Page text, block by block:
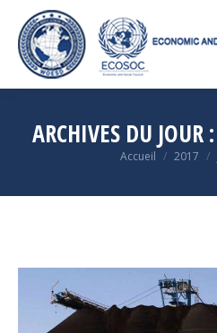
ARCHIVES DU JOUR :
Vous êtes ici :
Accueil 2017